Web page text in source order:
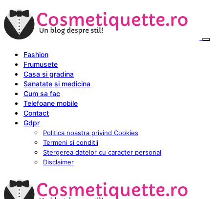
Fashion
Frumusete
Casa si gradina
Sanatate si medicina
Cum sa fac
Telefoane mobile
Contact
Gdpr
Politica noastra privind Cookies
Termeni si conditii
Stergerea datelor cu caracter personal
Disclaimer